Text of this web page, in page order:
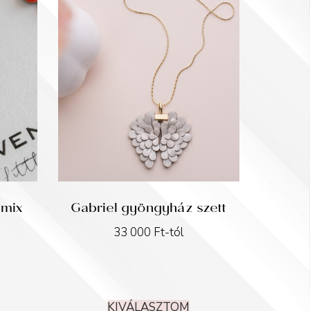
Gabriel gyöngyház szett
33 000 Ft-tól
KIVÁLASZTOM